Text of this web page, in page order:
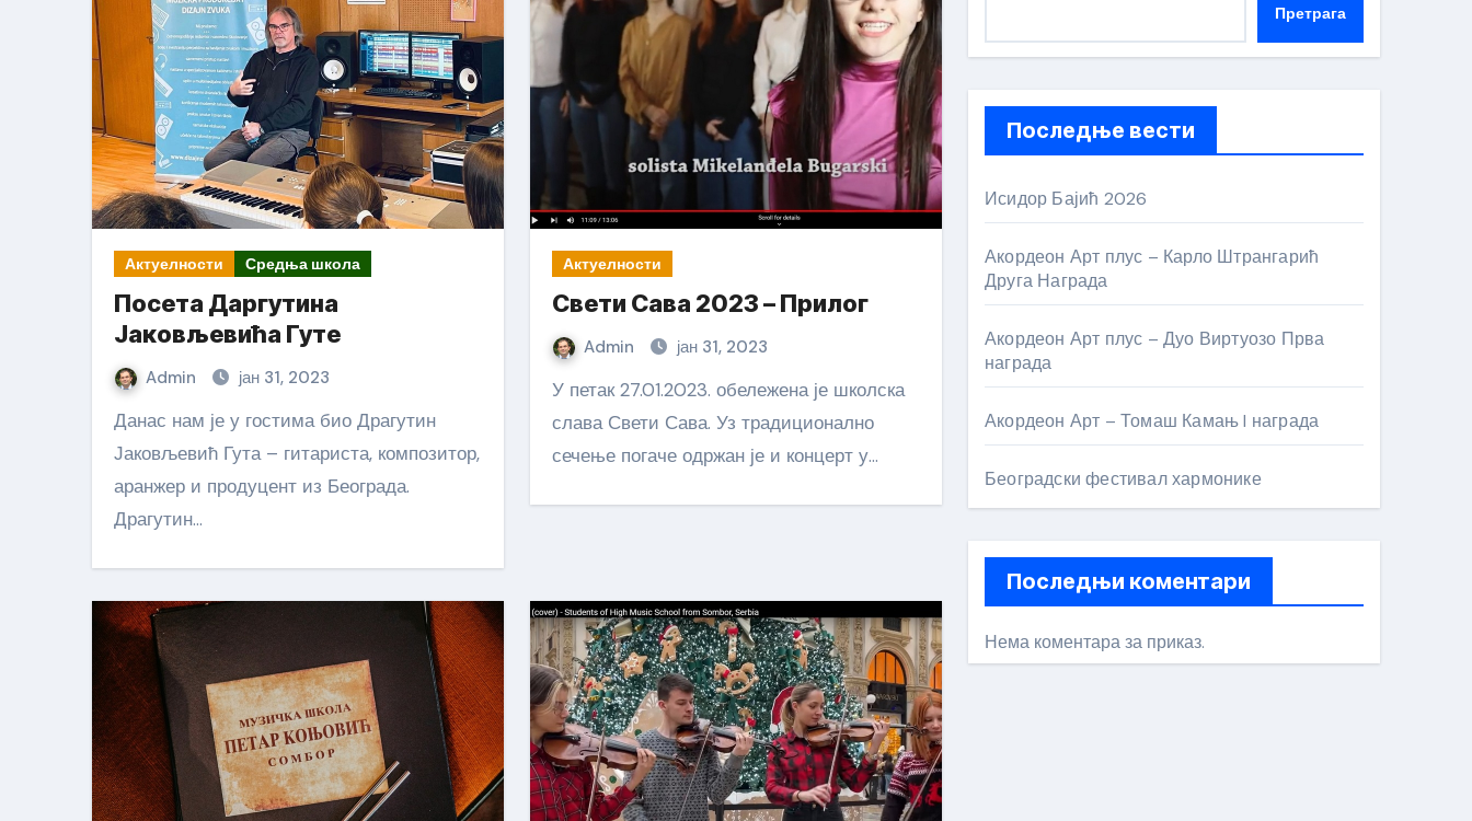
Актуелности Средња школа
Посета Даргутина
Јаковљевића Гуте
Admin јан 31, 2023
Данас нам је у гостима био Драгутин
Јаковљевић Гута – гитариста, композитор,
аранжер и продуцент из Београда.
Драгутин…
Актуелности
Свети Сава 2023 – Прилог
Admin јан 31, 2023
У петак 27.01.2023. обележена је школска
слава Свети Сава. Уз традиционално
сечење погаче одржан је и концерт у…
Претрага
Последње вести
Исидор Бајић 2026
Акордеон Арт плус – Карло Штрангарић
Друга Награда
Акордеон Арт плус – Дуо Виртуозо Прва
награда
Акордеон Арт – Томаш Камањ I награда
Београдски фестивал хармонике
Последњи коментари
Нема коментара за приказ.